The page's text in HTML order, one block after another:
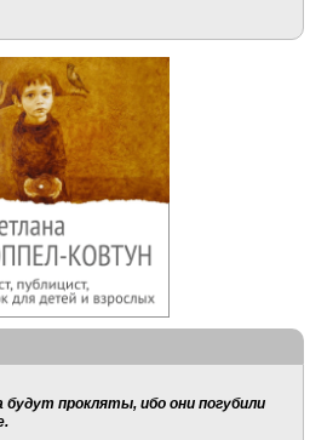
прокляты, ибо они погубили